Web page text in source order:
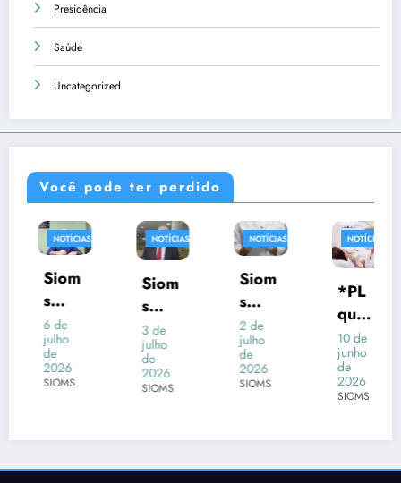
Presidência
Saúde
Uncategorized
Você pode ter perdido
NOTÍCIAS
Siom
entra
na
justiç
que
6 de
julho
de
2026
SIOMS
NOTÍCIAS
Siom
move
ação
contr
a a
ita
para
3 de
julho
de
2026
SIOMS
NOTÍCIAS
Siom
entra
com
ação
para
r
2 de
julho
de
2026
SIOMS
NOTÍCIAS
*PL
que
atuali
za
salári
os
cirur
giões
10 de
junho
de
2026
SIOMS